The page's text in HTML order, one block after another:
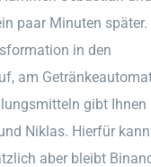
paar Minuten später.
in den
am
gibt Ihnen
Niklas. Hierfür kann
aber bleibt